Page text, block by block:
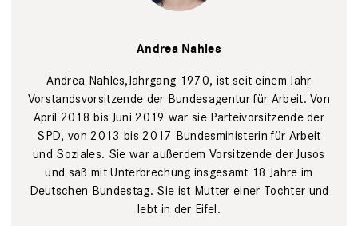
Zintel
Andrea Nahles
Andrea Nahles,Jahrgang 1970, ist seit einem Jahr
Vorstandsvorsitzende der Bundesagentur für Arbeit. Von
April 2018 bis Juni 2019 war sie Parteivorsitzende der
SPD, von 2013 bis 2017 Bundes­ministerin für Arbeit
und ­Soziales. Sie war ­außerdem Vorsitzende der Jusos
und saß mit Unterbrechung ins­gesamt 18 Jahre im
Deutschen Bundestag. Sie ist Mutter einer Tochter und
lebt in der Eifel.